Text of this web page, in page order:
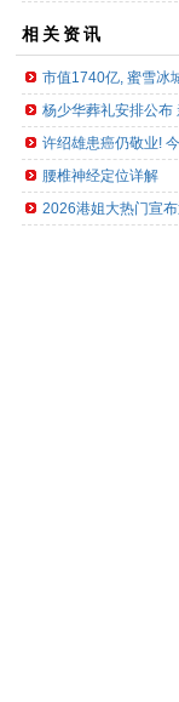
相关资讯
市值1740亿, 蜜雪冰
杨少华葬礼安排公布
许绍雄患癌仍敬业!
腰椎神经定位详解
2026港姐大热门宣